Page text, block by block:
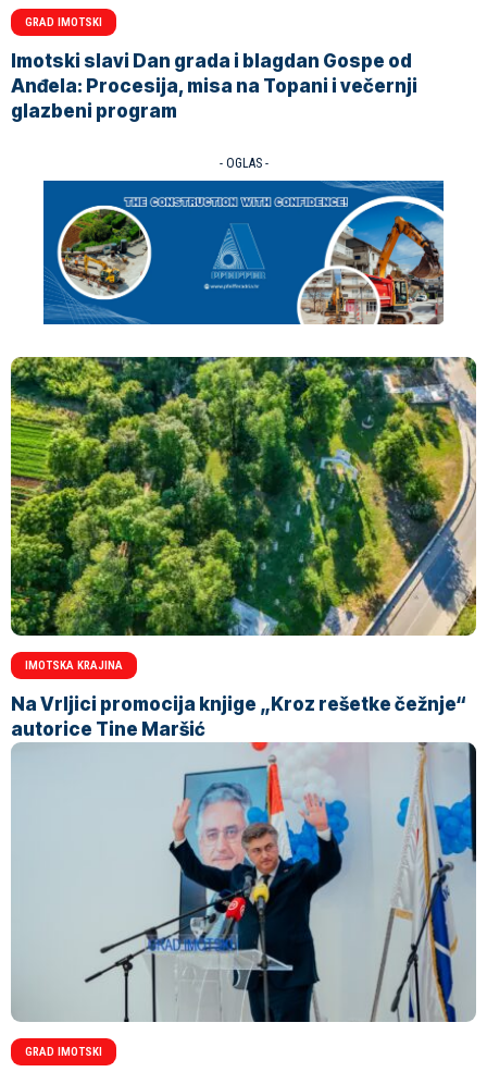
GRAD IMOTSKI
Imotski slavi Dan grada i blagdan Gospe od
Anđela: Procesija, misa na Topani i večernji
glazbeni program
- OGLAS -
IMOTSKA KRAJINA
Na Vrljici promocija knjige „Kroz rešetke čežnje“
autorice Tine Maršić
GRAD IMOTSKI